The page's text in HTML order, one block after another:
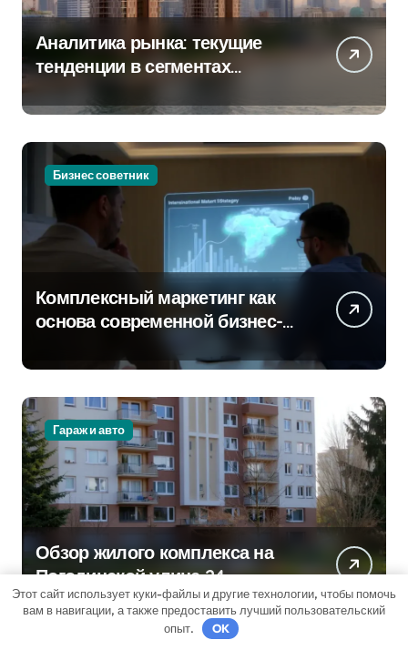
Аналитика рынка: текущие
тенденции в сегментах
Бизнес советник
Комплексный маркетинг как
основа современной бизнес-
Гараж и авто
Обзор жилого комплекса на
Погодинской улице 24
Этот сайт использует куки-файлы и другие технологии, чтобы помочь
вам в навигации, а также предоставить лучший пользовательский
опыт.
OK